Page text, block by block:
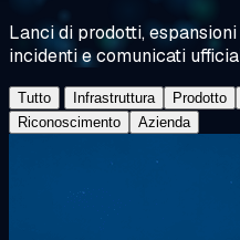
Lanci di prodotti,
incidenti e comunicati
Tutto Infrastruttura Prodotto
Riconoscimento
Azienda